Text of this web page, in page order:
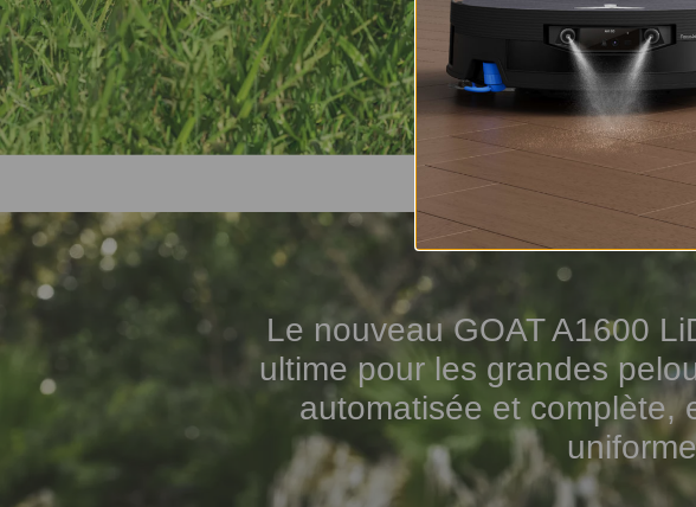
Le nouveau GOAT A1600
ultime pour les grandes
automatisée et complète,